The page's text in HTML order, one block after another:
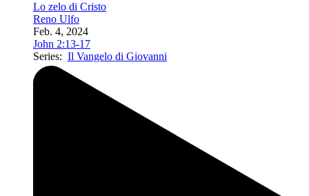
Lo zelo di Cristo
Reno Ulfo
Feb. 4, 2024
John 2:13-17
Series: Il Vangelo di Giovanni